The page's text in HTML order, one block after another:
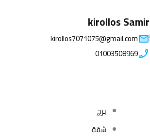
kirollos Samir
kirollos7071075@gmail.com
01003508969
برج
شقة